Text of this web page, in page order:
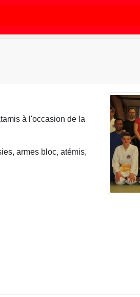
à l'occasion de la
armes bloc, atémis,